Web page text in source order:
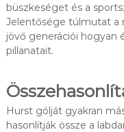
büszkeséget és a
Jelentősége túlmutat a
jövő generációi hogyan
pillanatait.
Hurst gólját gyakran
hasonlítják össze a